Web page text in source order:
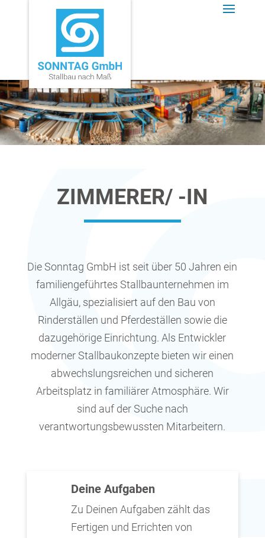
ZIMMERER/ -IN
Die Sonntag GmbH ist seit über 50 Jahren ein
familiengeführtes Stallbaunternehmen im
Allgäu, spezialisiert auf den Bau von
Rinderställen und Pferdeställen sowie die
dazugehörige Einrichtung. Als Entwickler
moderner Stallbaukonzepte bieten wir einen
abwechslungsreichen und sicheren
Arbeitsplatz in familiärer Atmosphäre. Wir
sind auf der Suche nach
verantwortungsbewussten Mitarbeitern.
Deine Aufgaben
Zu Deinen Aufgaben zählt das
Fertigen und Errichten von